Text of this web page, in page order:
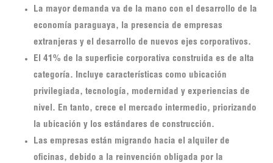
La mayor demanda va de la mano con el desarrollo de la
economía paraguaya, la presencia de empresas
extranjeras y el desarrollo de nuevos ejes corporativos.
El 41% de la superficie corporativa construida es de alta
categoría. Incluye características como ubicación
privilegiada, tecnología, modernidad y experiencias de
nivel. En tanto, crece el mercado intermedio, priorizando
la ubicación y los estándares de construcción.
Las empresas están migrando hacia el alquiler de
oficinas, debido a la reinvención obligada por la